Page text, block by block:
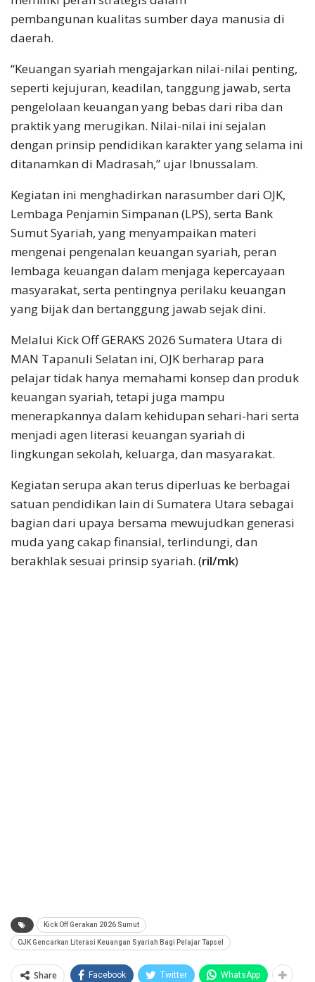
pembangunan kualitas sumber daya manusia di
daerah.
“Keuangan syariah mengajarkan nilai-nilai penting,
seperti kejujuran, keadilan, tanggung jawab, serta
pengelolaan keuangan yang bebas dari riba dan
praktik yang merugikan. Nilai-nilai ini sejalan
dengan prinsip pendidikan karakter yang selama ini
ditanamkan di Madrasah,” ujar Ibnussalam.
Kegiatan ini menghadirkan narasumber dari OJK,
Lembaga Penjamin Simpanan (LPS), serta Bank
Sumut Syariah, yang menyampaikan materi
mengenai pengenalan keuangan syariah, peran
lembaga keuangan dalam menjaga kepercayaan
masyarakat, serta pentingnya perilaku keuangan
yang bijak dan bertanggung jawab sejak dini.
Melalui Kick Off GERAKS 2026 Sumatera Utara di
MAN Tapanuli Selatan ini, OJK berharap para
pelajar tidak hanya memahami konsep dan produk
keuangan syariah, tetapi juga mampu
menerapkannya dalam kehidupan sehari-hari serta
menjadi agen literasi keuangan syariah di
lingkungan sekolah, keluarga, dan masyarakat.
Kegiatan serupa akan terus diperluas ke berbagai
satuan pendidikan lain di Sumatera Utara sebagai
bagian dari upaya bersama mewujudkan generasi
muda yang cakap finansial, terlindungi, dan
berakhlak sesuai prinsip syariah. (ril/mk)
Kick Off Gerakan 2026 Sumut
OJK Gencarkan Literasi Keuangan Syariah Bagi Pelajar Tapsel
Share Facebook Twitter WhatsApp